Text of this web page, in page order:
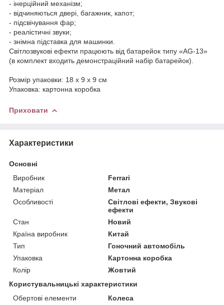
- інерційний механізм;
- відчиняються двері, багажник, капот;
- підсвічування фар;
- реалістичні звуки;
- знімна підставка для машинки.
Світлозвукові ефекти працюють від батарейок типу «AG-13»
(в комплект входить демонстраційний набір батарейок).
Розмір упаковки: 18 х 9 х 9 см
Упаковка: картонна коробка
Приховати
Характеристики
Основні
Виробник
Ferrari
Матеріал
Метал
Особливості
Світлові ефекти, Звукові
ефекти
Стан
Новий
Країна виробник
Китай
Тип
Гоночний автомобіль
Упаковка
Картонна коробка
Колір
Жовтий
Користувальницькі характеристики
Обертові елементи
Колеса